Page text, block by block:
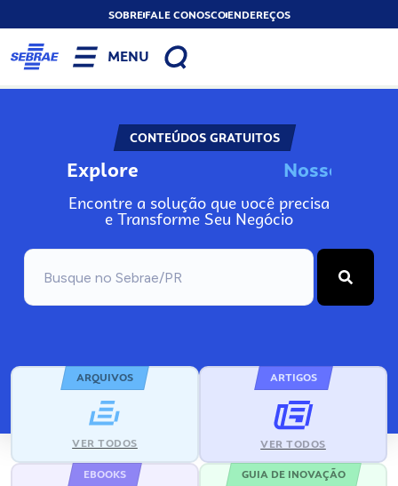
SOBREFALE CONOSCOENDEREÇOS
MENU
CONTEÚDOS GRATUITOS
Explore No
Encontre a solução que você precisa
e Transforme Seu Negócio
ARQUIVOS
VER TODOS
ARTIGOS
VER TODOS
EBOOKS GUIA DE INOVAÇÃO